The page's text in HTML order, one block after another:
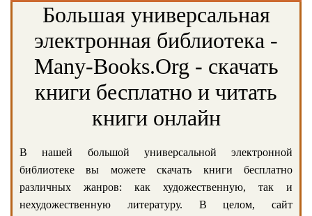
Большая универсальная
электронная библиотека -
Many-Books.Org - скачать
книги бесплатно и читать
книги онлайн
В нашей большой универсальной электронной
библиотеке вы можете скачать книги бесплатно
различных жанров: как художественную, так и
нехудожественную литературу. В целом, сайт